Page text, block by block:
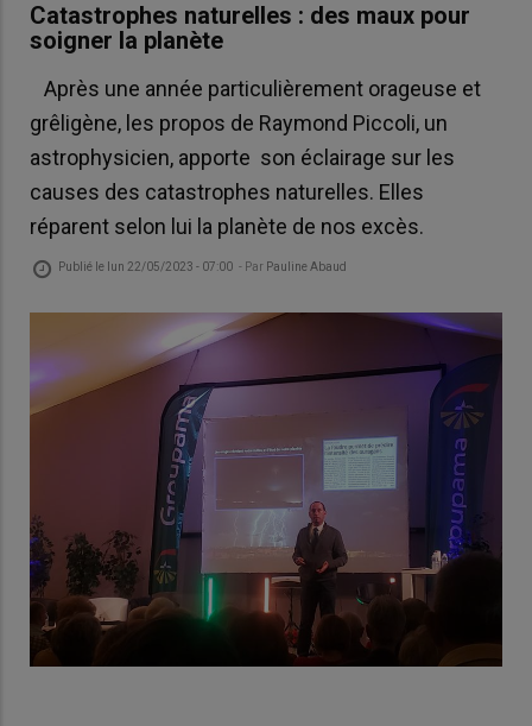
Catastrophes naturelles : des maux pour
soigner la planète
Après une année particulièrement orageuse et
grêligène, les propos de Raymond Piccoli, un
astrophysicien, apporte son éclairage sur les
causes des catastrophes naturelles. Elles
réparent selon lui la planète de nos excès.
Publié le lun 22/05/2023 - 07:00 - Par Pauline Abaud